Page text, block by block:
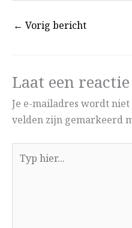
← Vorig bericht
Laat een
Je e-mailadres wordt
velden zijn gemarkeerd
hier...